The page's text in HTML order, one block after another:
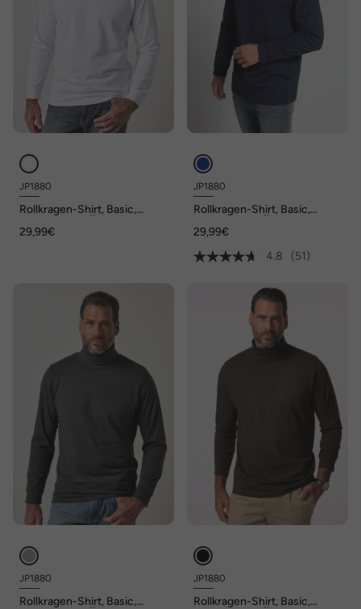
JP1880
Rollkragen-Shirt, Basic,
29,99€
JP1880
Rollkragen-Shirt, Basic,
29,99€
4.8
(51)
JP1880
Rollkragen-Shirt, Basic,
JP1880
Rollkragen-Shirt, Basic,